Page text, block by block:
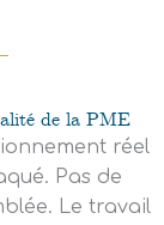
de la PME
réel
Pas de
Le travail